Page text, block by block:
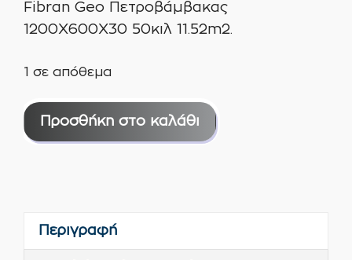
Fibran Geo Πετροβάμβακας
1200Χ600Χ30 50κιλ 11.52m2.
1 σε απόθεμα
Fibran
Geo
11.52m2
Προσθήκη στο καλάθι
Περιγραφή